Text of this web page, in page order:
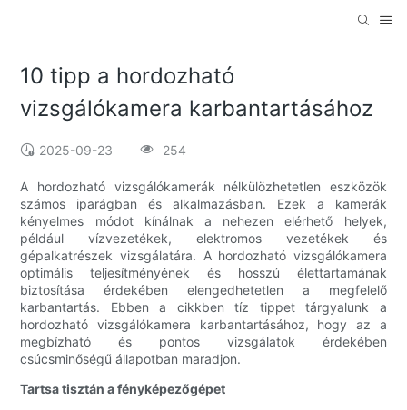
10 tipp a hordozható
vizsgálókamera karbantartásához
2025-09-23 254
A hordozható vizsgálókamerák nélkülözhetetlen eszközök
számos iparágban és alkalmazásban. Ezek a kamerák
kényelmes módot kínálnak a nehezen elérhető helyek,
például vízvezetékek, elektromos vezetékek és
gépalkatrészek vizsgálatára. A hordozható vizsgálókamera
optimális teljesítményének és hosszú élettartamának
biztosítása érdekében elengedhetetlen a megfelelő
karbantartás. Ebben a cikkben tíz tippet tárgyalunk a
hordozható vizsgálókamera karbantartásához, hogy az a
megbízható és pontos vizsgálatok érdekében
csúcsminőségű állapotban maradjon.
Tartsa tisztán a fényképezőgépet